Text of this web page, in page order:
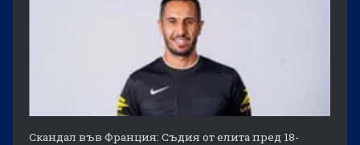
Скандал във Франция: Съдия от елита пред 18-